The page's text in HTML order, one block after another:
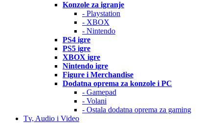
Konzole za igranje
- Playstation
- XBOX
- Nintendo
PS4 igre
PS5 igre
XBOX igre
Nintendo igre
Figure i Merchandise
Dodatna oprema za konzole i PC
- Gamepad
- Volani
- Ostala dodatna oprema za gaming
Tv, Audio i Video